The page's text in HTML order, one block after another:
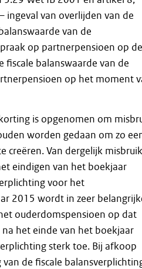
ingeval van overlijden van de
van de
op partnerpensioen op de
balanswaarde van de
op het moment
is opgenomen om
worden gedaan om zo
creëren. Van dergelijk
eindigen van het boekjaar
voor het
2015 wordt in zeer
ouderdomspensioen op dat
het einde van het boekjaar
sterk toe. Bij afkoop
de fiscale